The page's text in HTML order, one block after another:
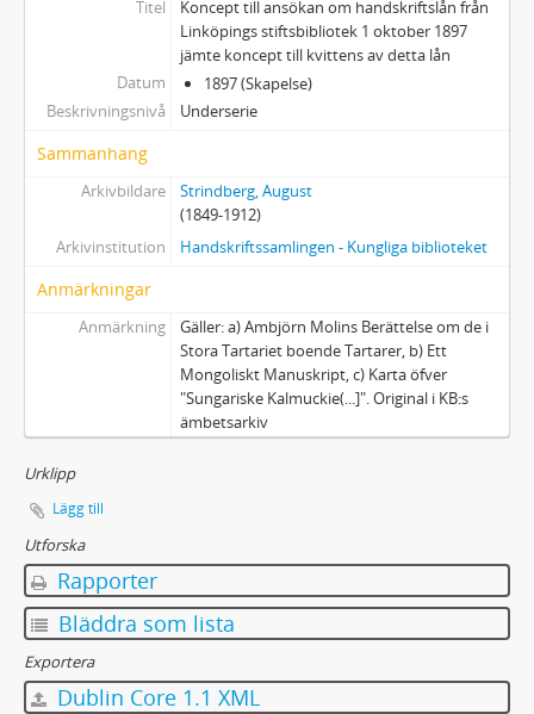
Titel
Koncept till ansökan om handskriftslån från
Linköpings stiftsbibliotek 1 oktober 1897
jämte koncept till kvittens av detta lån
Datum
1897 (Skapelse)
Beskrivningsnivå
Underserie
Sammanhang
Arkivbildare
Strindberg, August
(1849-1912)
Arkivinstitution
Handskriftssamlingen - Kungliga biblioteket
Anmärkningar
Anmärkning
Gäller: a) Ambjörn Molins Berättelse om de i
Stora Tartariet boende Tartarer, b) Ett
Mongoliskt Manuskript, c) Karta öfver
"Sungariske Kalmuckie(...]". Original i KB:s
ämbetsarkiv
Urklipp
Lägg till
Utforska
Rapporter
Bläddra som lista
Exportera
Dublin Core 1.1 XML